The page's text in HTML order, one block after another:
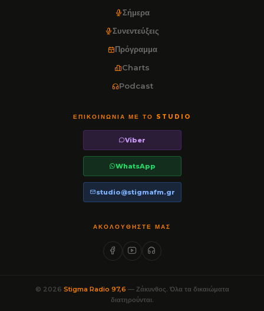
Σήμερα
Συνεντεύξεις
Πρόγραμμα
Charts
Podcast
ΕΠΙΚΟΙΝΩΝΊΑ ΜΕ ΤΟ STUDIO
Viber
WhatsApp
studio@stigmafm.gr
ΑΚΟΛΟΥΘΉΣΤΕ ΜΑΣ
© 2026 Stigma Radio 97,6 — Ζάκυνθος. Όλα τα δικαιώματα
διατηρούνται.